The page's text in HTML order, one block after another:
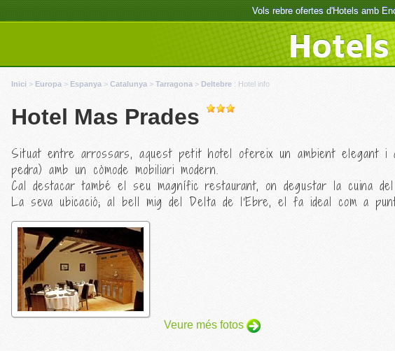
Vols rebre ofertes d'Hotels amb
Inici > Europa > Espanya > Catalunya > Tarragona > Deltebre : Hotel info
Hotel Mas Prades
Situat entre arrossars, aquest petit hotel ofereix un ambient elegant
pedra) amb un còmode mobiliari modern.
Cal destacar també el seu magnífic restaurant, on degustar la cuina
La seva ubicació; al bell mig del Delta de l'Ebre, el fa ideal com a
Veure més fotos